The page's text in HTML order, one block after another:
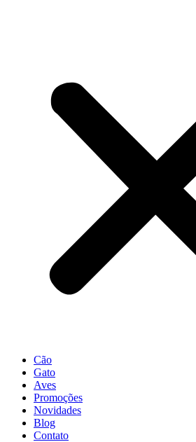
Cão
Gato
Aves
Promoções
Novidades
Blog
Contato